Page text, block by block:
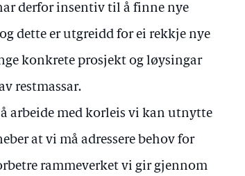
derfor insentiv til å finne nye
dette er utgreidd for ei rekkje nye
konkrete prosjekt og løysingar
restmassar.
arbeide med korleis vi kan utnytte
at vi må adressere behov for
rammeverket vi gir gjennom